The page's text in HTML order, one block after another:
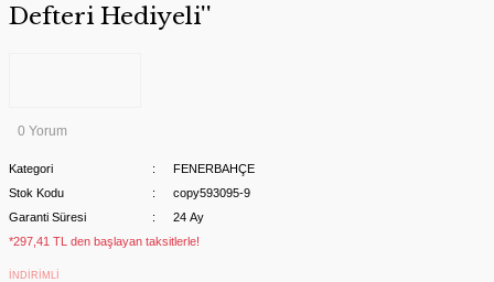
Defteri Hediyeli''
0 Yorum
Kategori
FENERBAHÇE
Stok Kodu
copy593095-9
Garanti Süresi
24 Ay
*297,41 TL den başlayan taksitlerle!
İNDİRİMLİ